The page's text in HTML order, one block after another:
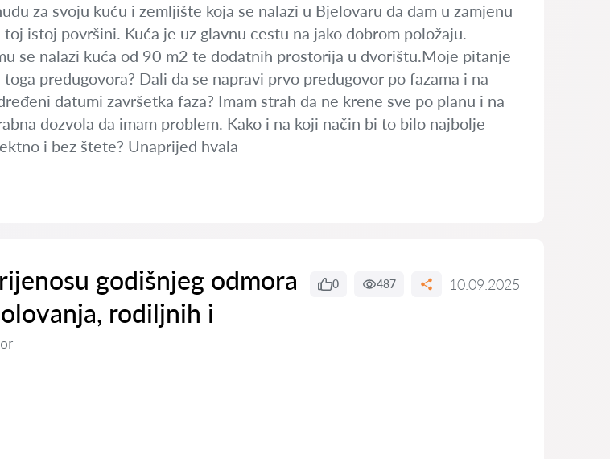
za svoju kuću i zemljište koja se nalazi u Bjelovaru da dam u zamjenu
istoj površini. Kuća je uz glavnu cestu na jako dobrom položaju.
se nalazi kuća od 90 m2 te dodatnih prostorija u dvorištu.Moje pitanje
predugovora? Dali da se napravi prvo predugovor po fazama i na
datumi završetka faza? Imam strah da ne krene sve po planu i na
dozvola da imam problem. Kako i na koji nač̣in bi to bilo najbolje
i bez štete? Unaprijed hvala
godišnjeg odmora
rodiljnih i
0 487 10.09.2025